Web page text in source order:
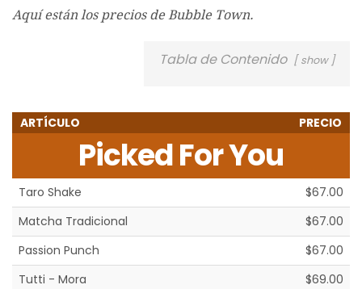
Aquí están los precios de Bubble Town.
Tabla de Contenido show
ARTÍCULO PRECIO
Picked For You
Taro Shake
$67.00
Matcha Tradicional
$67.00
Passion Punch
$67.00
Tutti - Mora
$69.00